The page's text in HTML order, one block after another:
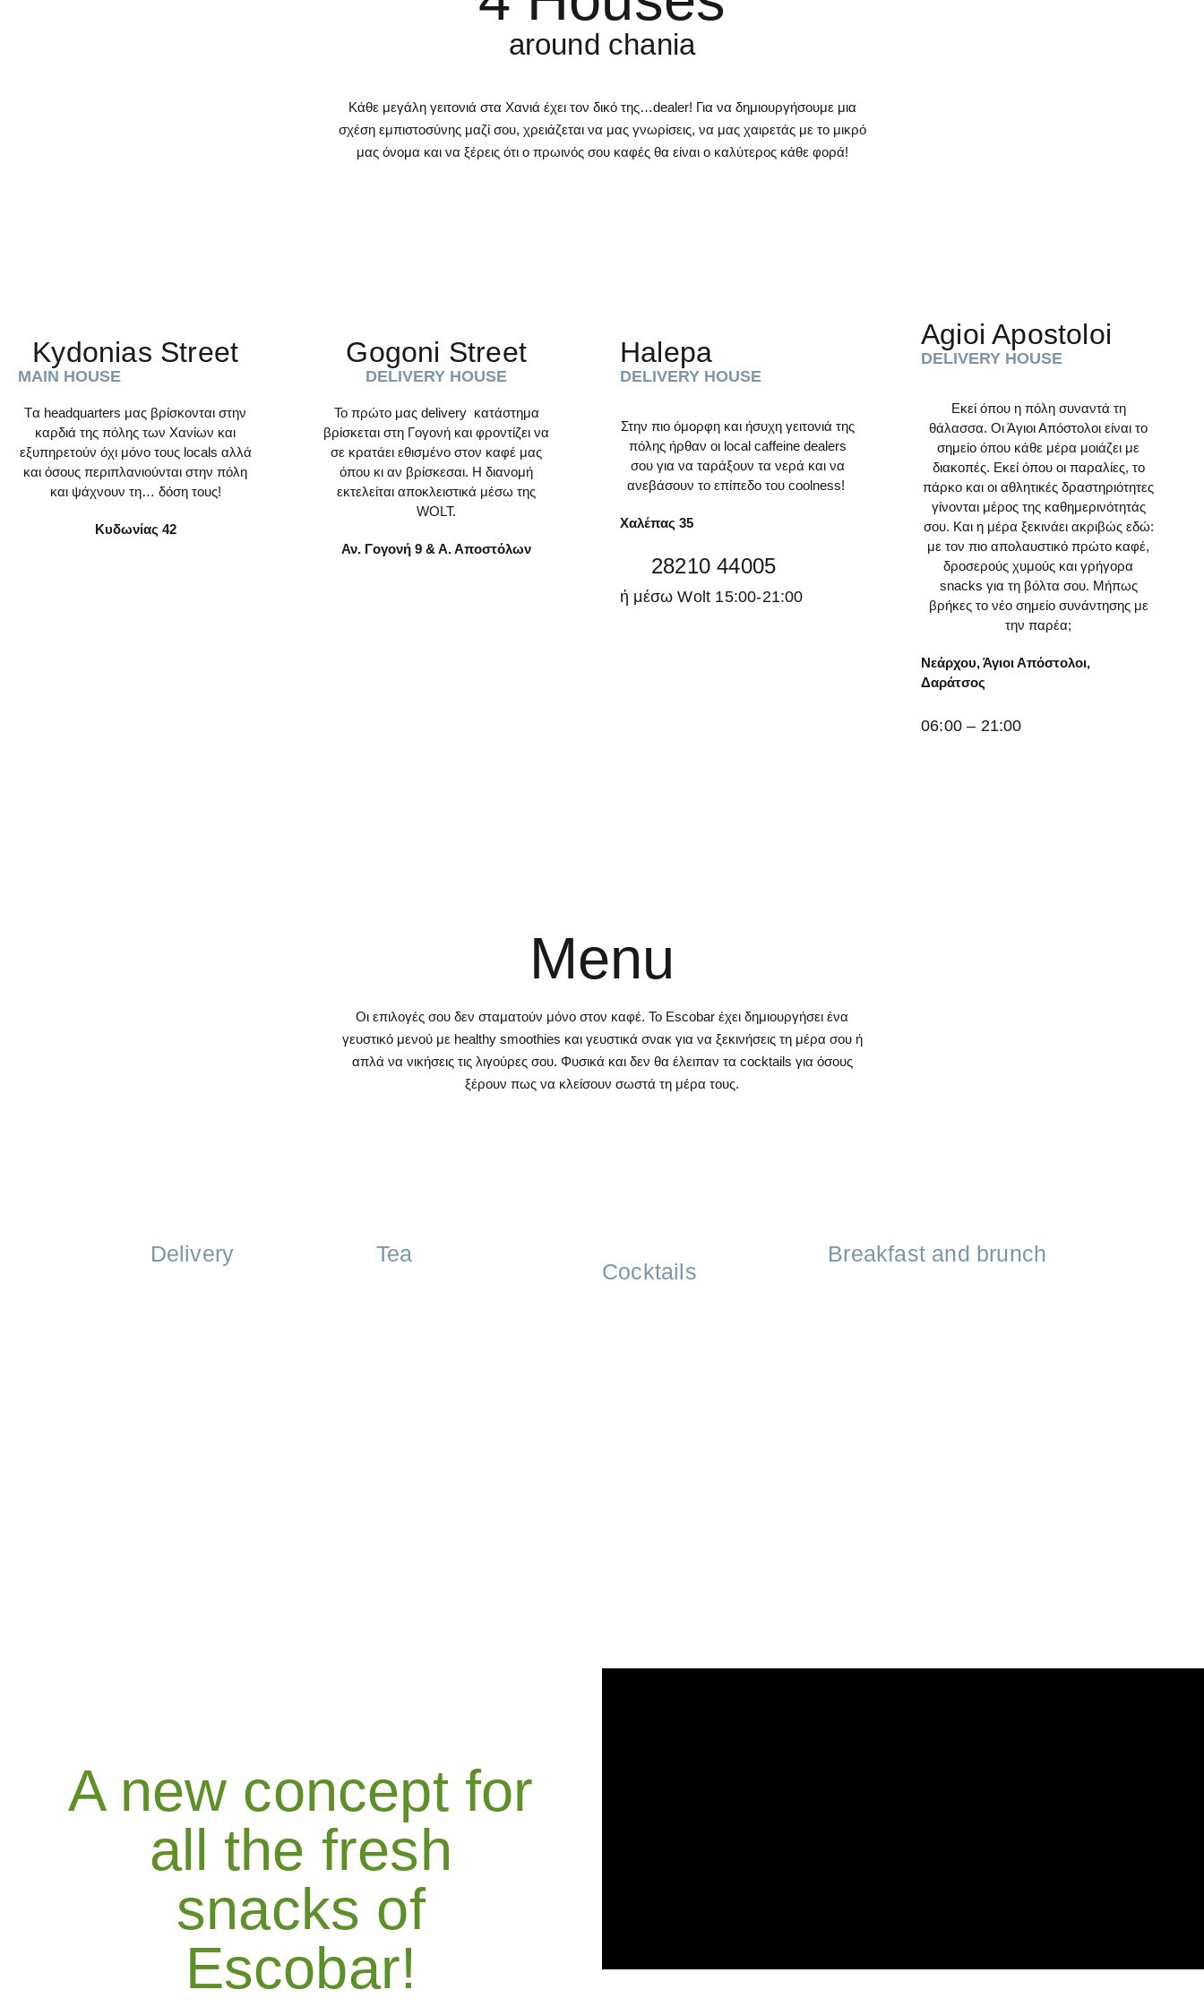
around chania
Κάθε μεγάλη γειτονιά στα Χανιά έχει τον δικό της…dealer! Για να δημιουργήσουμε μια
σχέση εμπιστοσύνης μαζί σου, χρειάζεται να μας γνωρίσεις, να μας χαιρετάς με το μικρό
μας όνομα και να ξέρεις ότι ο πρωινός σου καφές θα είναι ο καλύτερος κάθε φορά!
Kydonias Street
MAIN HOUSE
Tα headquarters μας βρίσκονται στην
καρδιά της πόλης των Χανίων και
εξυπηρετούν όχι μόνο τους locals αλλά
και όσους περιπλανιούνται στην πόλη
και ψάχνουν τη… δόση τους!
Κυδωνίας 42
Gogoni Street
DELIVERY HOUSE
To πρώτο μας delivery κατάστημα
βρίσκεται στη Γογονή και φροντίζει να
σε κρατάει εθισμένο στον καφέ μας
όπου κι αν βρίσκεσαι. H διανομή
εκτελείται αποκλειστικά μέσω της
WOLT.
Αν. Γογονή 9 & Α. Αποστόλων
Halepa
DELIVERY HOUSE
Στην πιο όμορφη και ήσυχη γειτονιά της
πόλης ήρθαν οι local caffeine dealers
σου για να ταράξουν τα νερά και να
ανεβάσουν το επίπεδο του coolness!
Χαλέπας 35
28210 44005
ή μέσω Wolt 15:00-21:00
Agioi Apostoloi
DELIVERY HOUSE
Εκεί όπου η πόλη συναντά τη
θάλασσα. Οι Άγιοι Απόστολοι είναι το
σημείο όπου κάθε μέρα μοιάζει με
διακοπές. Εκεί όπου οι παραλίες, το
πάρκο και οι αθλητικές δραστηριότητες
γίνονται μέρος της καθημερινότητάς
σου. Και η μέρα ξεκινάει ακριβώς εδώ:
με τον πιο απολαυστικό πρώτο καφέ,
δροσερούς χυμούς και γρήγορα
snacks για τη βόλτα σου. Μήπως
βρήκες το νέο σημείο συνάντησης με
την παρέα;
Νεάρχου, Άγιοι Απόστολοι,
Δαράτσος
06:00 – 21:00
Menu
Oι επιλογές σου δεν σταματούν μόνο στον καφέ. Το Escobar έχει δημιουργήσει ένα
γευστικό μενού με healthy smoothies και γευστικά σνακ για να ξεκινήσεις τη μέρα σου ή
απλά να νικήσεις τις λιγούρες σου. Φυσικά και δεν θα έλειπαν τα cocktails για όσους
ξέρουν πως να κλείσουν σωστά τη μέρα τους.
Delivery Tea
Cocktails
Breakfast and brunch
A new concept for
all the fresh
snacks of
Escobar!